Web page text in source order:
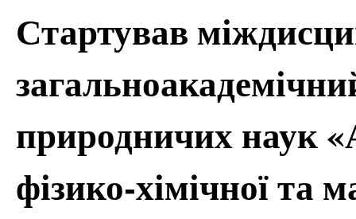
Стартував
природничих наук
фізико-хімічної та